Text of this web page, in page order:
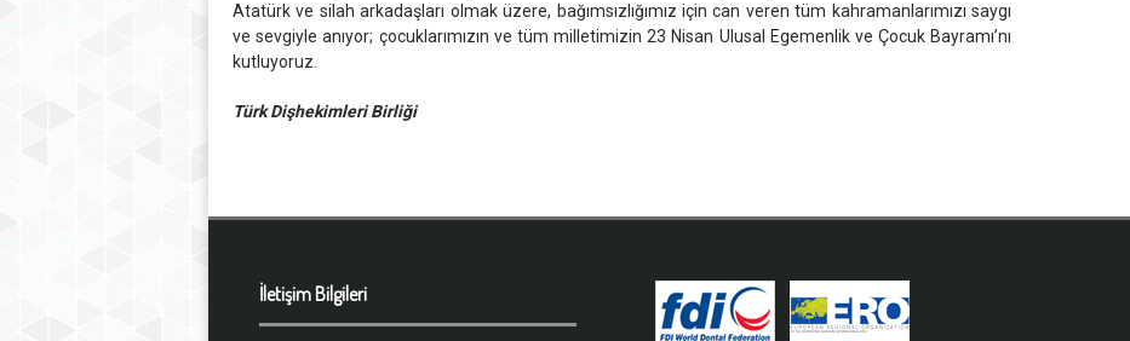
Atatürk ve silah arkadaşları olmak üzere, bağımsızlığımız için can veren tüm kahramanlarımızı saygı
ve sevgiyle anıyor; çocuklarımızın ve tüm milletimizin 23 Nisan Ulusal Egemenlik ve Çocuk Bayramı’nı
kutluyoruz.
Türk Dişhekimleri Birliği
İletişim Bilgileri